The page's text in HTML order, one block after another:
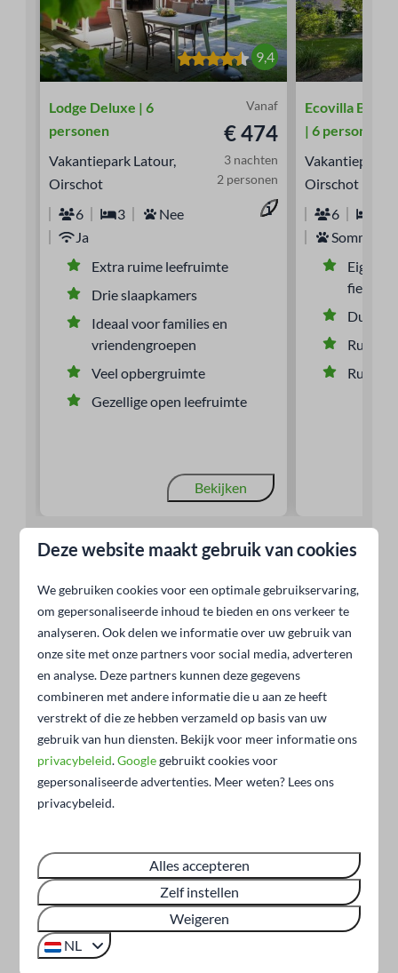
9,4
Vanaf
€ 474
3 nachten
2 personen
Lodge Deluxe | 6
personen
Vakantiepark Latour,
Oirschot
6
3
Nee
Ja
Extra ruime leefruimte
Drie slaapkamers
Ideaal voor families en
vriendengroepen
Veel opbergruimte
Gezellige open leefruimte
Bekijken
Ecovilla
| 6 personen
Vakantiepark
Oirschot
6
Sommige
Eigen
Rustige
Ruim
Jullie verblijf midden in de
Brabantse Kempen
Of je nu op Vakantiepark Molenvelden in Veldhoven of
personen beloven je een comfortabel verblijf! Alle lodges
en villa's zijn voorzien van een complete inrichting en
een volledige inventaris
het terras een prachtig uitzicht. En binnen? Daar geniet
je van optimaal comfort en volop luxe!
Onze huisjes voor 6 personen:
Deze website maakt gebruik van cookies
We gebruiken cookies voor een optimale gebruikservaring,
om gepersonaliseerde inhoud te bieden en ons verkeer te
analyseren. Ook delen we informatie over uw gebruik van
onze site met onze partners voor social media, adverteren
en analyse. Deze partners kunnen deze gegevens
combineren met andere informatie die u aan ze heeft
verstrekt of die ze hebben verzameld op basis van uw
gebruik van hun diensten. Bekijk voor meer informatie ons
privacybeleid.Googlegebruikt cookies voor
gepersonaliseerde advertenties. Meer weten? Lees ons
privacybeleid.
Alles accepteren
Zelf instellen
Weigeren
NL